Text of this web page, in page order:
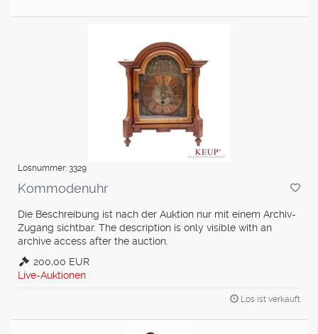
Losnummer: 3329
Kommodenuhr
Die Beschreibung ist nach der Auktion nur mit einem Archiv-
Zugang sichtbar. The description is only visible with an
archive access after the auction.
200,00 EUR
Live-Auktionen
Los ist verkauft